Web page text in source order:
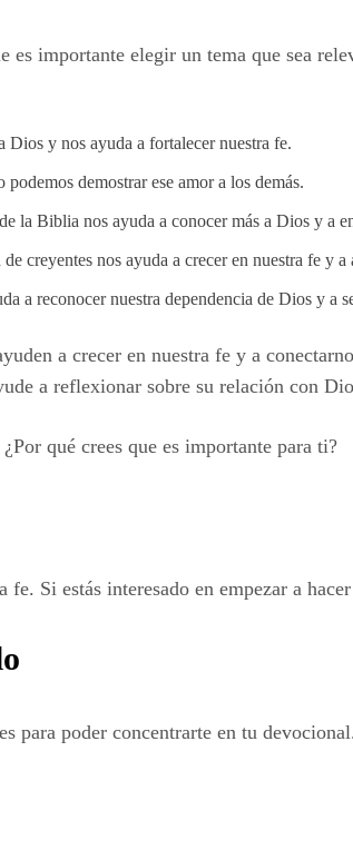
importante elegir un tema que sea
Dios y nos ayuda a fortalecer nuestra fe.
demostrar ese amor a los demás.
la Biblia nos ayuda a conocer más a Dios y a
creyentes nos ayuda a crecer en nuestra fe y a
a reconocer nuestra dependencia de Dios y a
a crecer en nuestra fe y a
a reflexionar sobre su relación con
qué crees que es importante para ti?
Si estás interesado en empezar a
para poder concentrarte en tu